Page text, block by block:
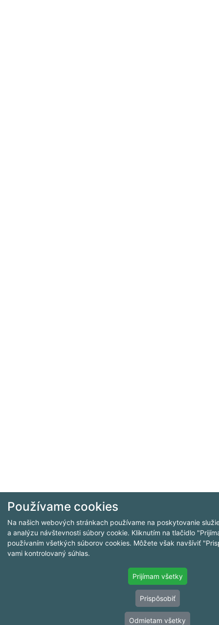
Používame cookies
Na našich webových stránkach používame na poskytovanie
a analýzu návštevnosti súbory cookie. Kliknutím na tlačidlo
používaním všetkých súborov cookies. Môžete však navšíviť
vami kontrolovaný súhlas.
Prijímam všetky
Prispôsobiť
Odmietam všetky